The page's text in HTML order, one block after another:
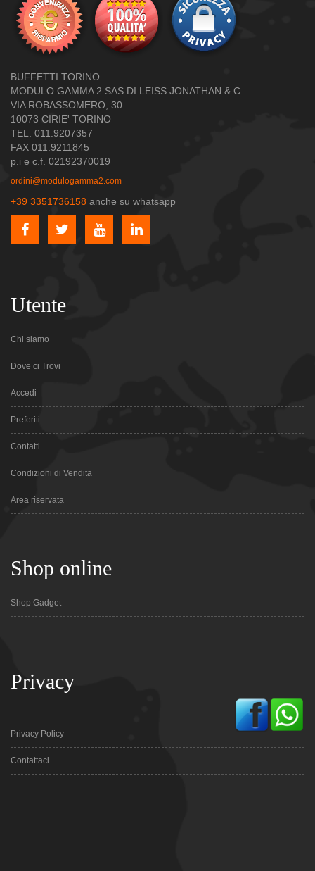
BUFFETTI TORINO
MODULO GAMMA 2 SAS DI LEISS JONATHAN & C.
VIA ROBASSOMERO, 30
10073 CIRIE' TORINO
TEL. 011.9207357
FAX 011.9211845
p.i e c.f. 02192370019
ordini@modulogamma2.com
+39 3351736158 anche su whatsapp
Utente
Chi siamo
Dove ci Trovi
Accedi
Preferiti
Contatti
Condizioni di Vendita
Area riservata
Shop online
Shop Gadget
Privacy
Privacy Policy
Contattaci